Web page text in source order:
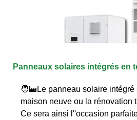
Panneaux solaires intégrés en
🧑‍🏭Le panneau solaire
maison neuve ou la rénovation
Ce sera ainsi l''occasion